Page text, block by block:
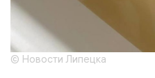
© Новости Липецка